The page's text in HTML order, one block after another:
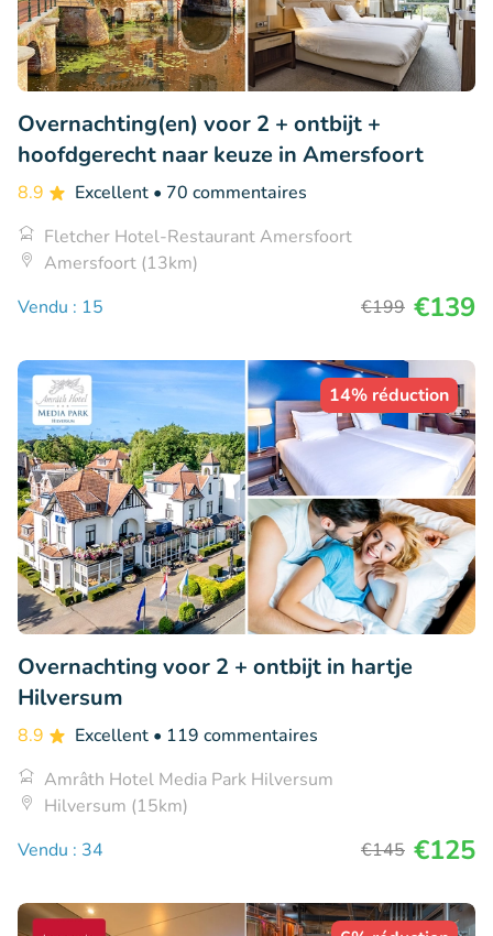
Overnachting(en) voor 2 + ontbijt +
hoofdgerecht naar keuze in Amersfoort
8.9 Excellent • 70 commentaires
Fletcher Hotel-Restaurant Amersfoort
Amersfoort (13km)
Vendu : 15
€199 €139
14% réduction
Overnachting voor 2 + ontbijt in hartje
Hilversum
8.9 Excellent • 119 commentaires
Amrâth Hotel Media Park Hilversum
Hilversum (15km)
Vendu : 34
€145 €125